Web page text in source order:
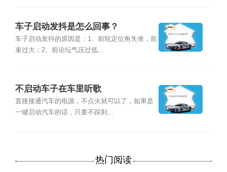
车子启动发抖是怎么回事？
车子启动发抖的原因是：1、前轮定位角失准，前
束过大；2、前论坛气压过低...
不启动车子在车里听歌
直接接通汽车的电源，不点火就可以了，如果是
一键启动汽车的话，只要不踩刹...
热门阅读